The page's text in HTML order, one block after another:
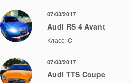
07/03/2017
Audi RS 4 Avant
Класс:C
07/03/2017
Audi TTS Coupe